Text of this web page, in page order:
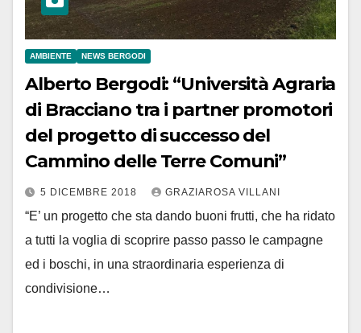
AMBIENTE NEWS BERGODI
Alberto Bergodi: “Università Agraria
di Bracciano tra i partner promotori
del progetto di successo del
Cammino delle Terre Comuni”
5 DICEMBRE 2018 GRAZIAROSA VILLANI
“E’ un progetto che sta dando buoni frutti, che ha ridato
a tutti la voglia di scoprire passo passo le campagne
ed i boschi, in una straordinaria esperienza di
condivisione…